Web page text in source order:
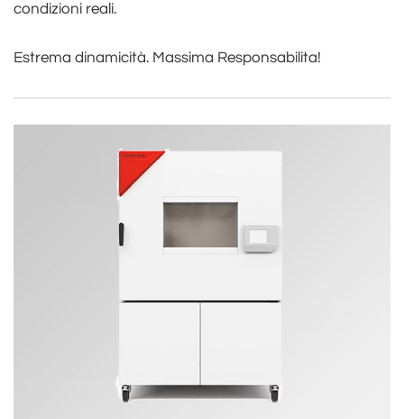
condizioni reali.
Estrema dinamicità. Massima Responsabilita!